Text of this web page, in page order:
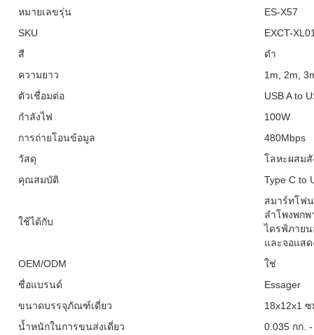
หมายเลขรุ่น
ES-X57
SKU
EXCT-
สี
ดำ
ความยาว
1m, 2m,
ตัวเชื่อมต่อ
USB A to
กำลังไฟ
100W
การถ่ายโอนข้อมูล
480Mbps
วัสดุ
โลหะผสมสั
คุณสมบัติ
Type C to
ใช้ได้กับ
สมาร์ทโฟ
ลำโพงพกพ
ไดรฟ์ภาย
และจอแส
OEM/ODM
ใช่
ชื่อแบรนด์
Essager
ขนาดบรรจุภัณฑ์เดี่ยว
18x12x1
น้ำหนักในการขนส่งเดี่ยว
0.035 กก.